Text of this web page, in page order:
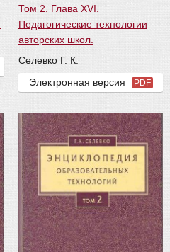
Том 2. Глава XVI.
Педагогические технологии
авторских школ.
Селевко Г. К.
Электронная версия
PDF